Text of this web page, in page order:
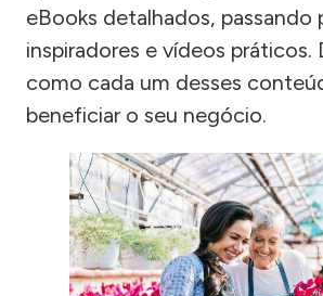
eBooks detalhados, passando
inspiradores e vídeos práticos.
como cada um desses
beneficiar o seu negócio.